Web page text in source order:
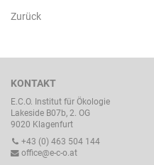
Zurück
KONTAKT
E.C.O. Institut für Ökologie
Lakeside B07b, 2. OG
9020 Klagenfurt
+43 (0) 463 504 144
office@e-c-o.at